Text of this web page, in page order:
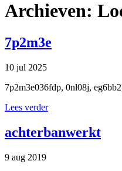
Archieven:
7p2m3e
10 jul 2025
7p2m3e036fdp, 0nl08j,
Lees verder
achterbanwerkt
9 aug 2019